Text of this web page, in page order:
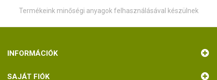
Termékeink minőségi anyagok felhasználásával készülnek
INFORMÁCIÓK
SAJÁT FIÓK